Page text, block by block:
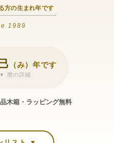
方の生まれ年です
1989
巳 （み）年です
▼ 暦の詳細
木箱・ラッピング無料